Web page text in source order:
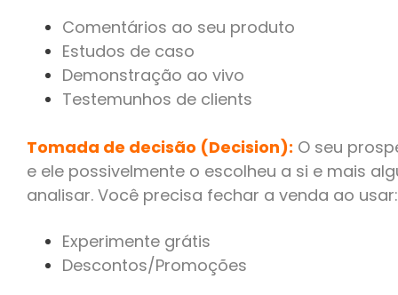
Comentários ao seu produto
Estudos de caso
Demonstração ao vivo
Testemunhos de clients
Tomada de decisão (Decision): O seu
e ele possivelmente o escolheu a si e mais
analisar. Você precisa fechar a venda ao usar:
Experimente grátis
Descontos/Promoções